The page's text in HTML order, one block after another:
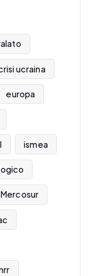
ucraina
europa
ismea
Mercosur